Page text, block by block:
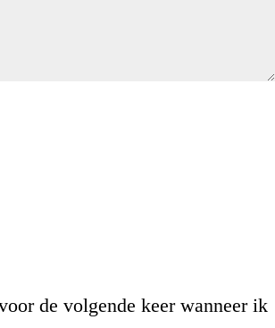
de volgende keer wanneer ik